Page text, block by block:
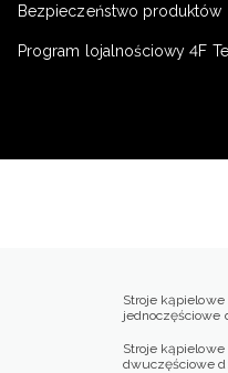
Bezpieczeństwo produktów
Program lojalnościowy 4F
Stroje kąpielowe
jednoczęściowe
Stroje kąpielowe
dwuczęściowe